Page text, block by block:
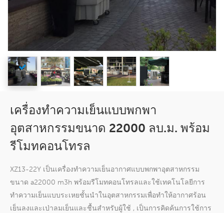
เครื่องทำความเย็นแบบพกพา
อุตสาหกรรมขนาด 22000 ลบ.ม. พร้อม
รีโมทคอนโทรล
XZ13-22Y เป็นเครื่องทำความเย็นอากาศแบบพกพาอุตสาหกรรม
ขนาด a22000 m3h พร้อมรีโมทคอนโทรลและใช้เทคโนโลยีการ
ทำความเย็นแบบระเหยชั้นนำในอุตสาหกรรมเพื่อทำให้อากาศร้อน
เย็นลงและเป่าลมเย็นและชื้นสำหรับผู้ใช้ , เป็นการคิดค้นการใช้การ